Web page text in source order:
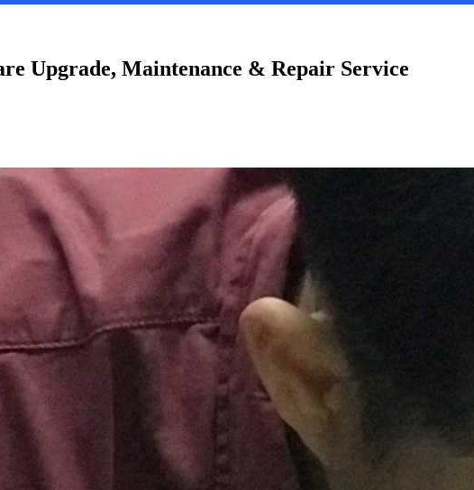
Upgrade, Maintenance & Repair Service